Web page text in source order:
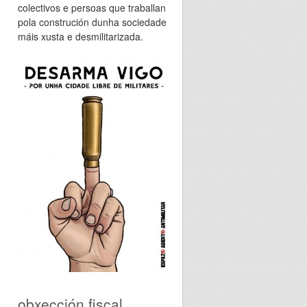
colectivos e persoas que traballan
pola construción dunha sociedade
máis xusta e desmilitarizada.